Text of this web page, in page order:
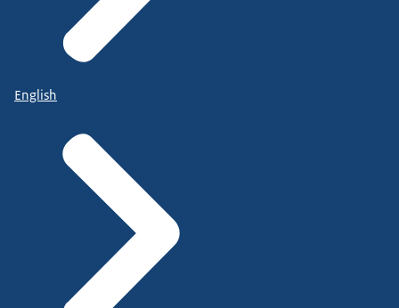
English